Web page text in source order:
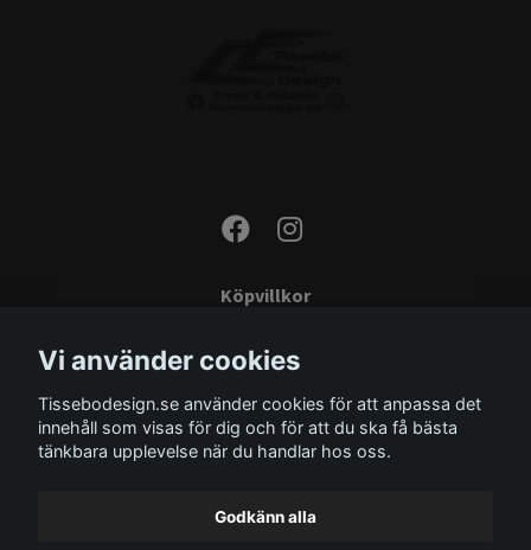
Köpvillkor
Monteringsinstruktioner
Miljö
Storleksguide
Vi använder cookies
Tissebodesign.se använder cookies för att anpassa det
innehåll som visas för dig och för att du ska få bästa
tänkbara upplevelse när du handlar hos oss.
Godkänn alla